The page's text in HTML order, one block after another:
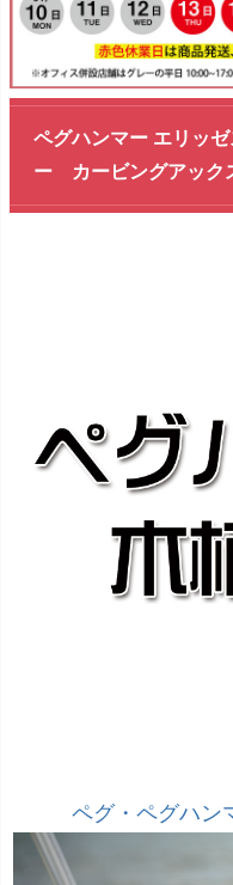
ペグハンマー エリッ
ー カービングアック
ペグ・ペグハン